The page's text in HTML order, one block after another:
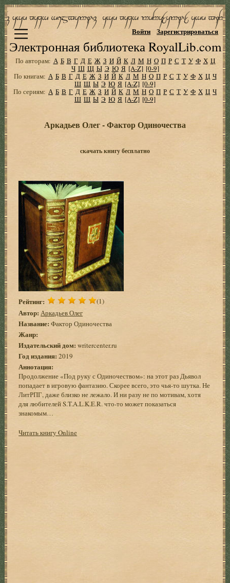
Электронная библиотека RoyalLib.com
Войти Зарегистрироваться
По авторам: А Б В Г Д Е Ж З И Й К Л М Н О П Р С Т У Ф Х Ц
Ч Ш Щ Ы Э Ю Я [A-Z] [0-9]
По книгам: А Б В Г Д Е Ж З И Й К Л М Н О П Р С Т У Ф Х Ц Ч
Ш Щ Ы Э Ю Я [A-Z] [0-9]
По сериям: А Б В Г Д Е Ж З И Й К Л М Н О П Р С Т У Ф Х Ц Ч
Ш Щ Ы Э Ю Я [A-Z] [0-9]
Аркадьев Олег - Фактор Одиночества
скачать книгу бесплатно
Рейтинг: (1)
Автор: Аркадьев Олег
Название: Фактор Одиночества
Жанр:
Издательский дом: writercenter.ru
Год издания: 2019
Аннотация:
Продолжение «Под руку с Одиночеством»: на этот раз Дьявол
попадает в игровую фантазию. Скорее всего, это чья-то шутка. Не
ЛитРПГ, даже близко не лежало. И ни разу не по мотивам, хотя
для любителей S.T.A.L.K.E.R. что-то может показаться
знакомым…
Читать книгу Online